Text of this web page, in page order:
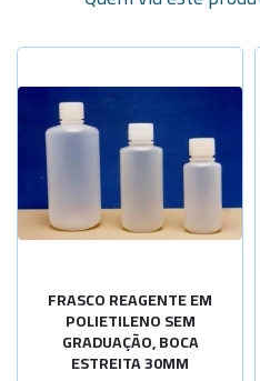
FRASCO REAGENTE EM
POLIETILENO SEM
GRADUAÇÃO, BOCA
ESTREITA 30MM
cap.125ml
cap.250ml
Sob Consulta
cap.500ml
- +